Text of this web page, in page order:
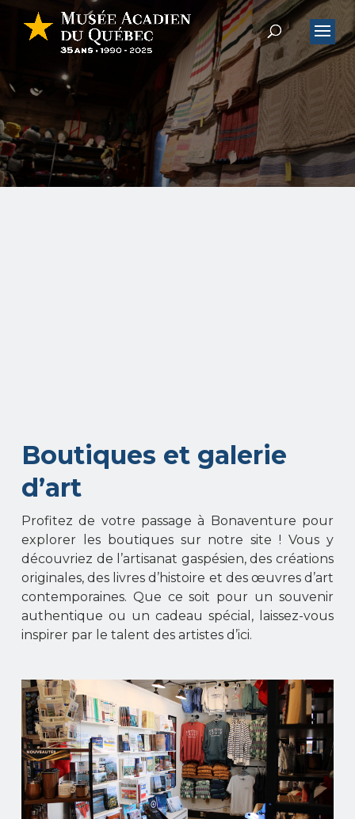
Boutiques et galerie
d’art
Profitez de votre passage à Bonaventure pour
explorer les boutiques sur notre site ! Vous y
découvriez de l’artisanat gaspésien, des créations
originales, des livres d’histoire et des œuvres d’art
contemporaines. Que ce soit pour un souvenir
authentique ou un cadeau spécial, laissez-vous
inspirer par le talent des artistes d’ici.